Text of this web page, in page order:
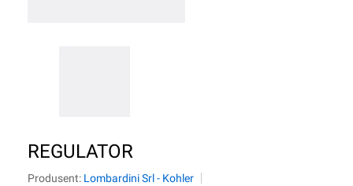
REGULATOR
Produsent: Lombardini Srl - Kohler